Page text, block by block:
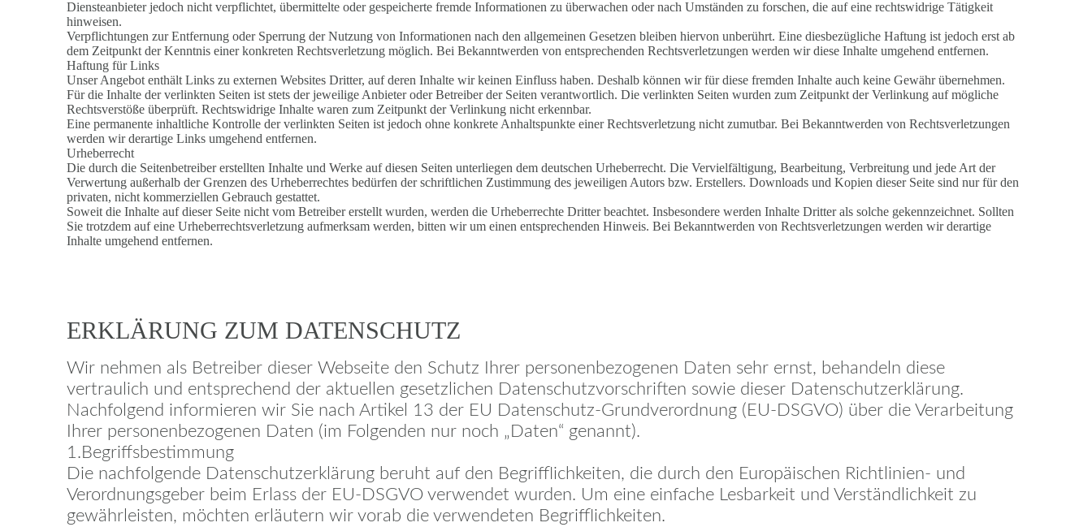
Diensteanbieter jedoch nicht verpflichtet, übermittelte oder gespeicherte fremde Informationen zu überwachen oder nach Umständen zu forschen, die auf eine rechtswidrige Tätigkeit
hinweisen.
Verpflichtungen zur Entfernung oder Sperrung der Nutzung von Informationen nach den allgemeinen Gesetzen bleiben hiervon unberührt. Eine diesbezügliche Haftung ist jedoch erst ab
dem Zeitpunkt der Kenntnis einer konkreten Rechtsverletzung möglich. Bei Bekanntwerden von entsprechenden Rechtsverletzungen werden wir diese Inhalte umgehend entfernen.
Haftung für Links
Unser Angebot enthält Links zu externen Websites Dritter, auf deren Inhalte wir keinen Einfluss haben. Deshalb können wir für diese fremden Inhalte auch keine Gewähr übernehmen.
Für die Inhalte der verlinkten Seiten ist stets der jeweilige Anbieter oder Betreiber der Seiten verantwortlich. Die verlinkten Seiten wurden zum Zeitpunkt der Verlinkung auf mögliche
Rechtsverstöße überprüft. Rechtswidrige Inhalte waren zum Zeitpunkt der Verlinkung nicht erkennbar.
Eine permanente inhaltliche Kontrolle der verlinkten Seiten ist jedoch ohne konkrete Anhaltspunkte einer Rechtsverletzung nicht zumutbar. Bei Bekanntwerden von Rechtsverletzungen
werden wir derartige Links umgehend entfernen.
Urheberrecht
Die durch die Seitenbetreiber erstellten Inhalte und Werke auf diesen Seiten unterliegen dem deutschen Urheberrecht. Die Vervielfältigung, Bearbeitung, Verbreitung und jede Art der
Verwertung außerhalb der Grenzen des Urheberrechtes bedürfen der schriftlichen Zustimmung des jeweiligen Autors bzw. Erstellers. Downloads und Kopien dieser Seite sind nur für den
privaten, nicht kommerziellen Gebrauch gestattet.
Soweit die Inhalte auf dieser Seite nicht vom Betreiber erstellt wurden, werden die Urheberrechte Dritter beachtet. Insbesondere werden Inhalte Dritter als solche gekennzeichnet. Sollten
Sie trotzdem auf eine Urheberrechtsverletzung aufmerksam werden, bitten wir um einen entsprechenden Hinweis. Bei Bekanntwerden von Rechtsverletzungen werden wir derartige
Inhalte umgehend entfernen.
ERKLÄRUNG ZUM DATENSCHUTZ
Wir nehmen als Betreiber dieser Webseite den Schutz Ihrer personenbezogenen Daten sehr ernst, behandeln diese
vertraulich und entsprechend der aktuellen gesetzlichen Datenschutzvorschriften sowie dieser Datenschutzerklärung.
Nachfolgend informieren wir Sie nach Artikel 13 der EU Datenschutz-Grundverordnung (EU-DSGVO) über die Verarbeitung
Ihrer personenbezogenen Daten (im Folgenden nur noch „Daten“ genannt).
1.Begriffsbestimmung
Die nachfolgende Datenschutzerklärung beruht auf den Begrifflichkeiten, die durch den Europäischen Richtlinien- und
Verordnungsgeber beim Erlass der EU-DSGVO verwendet wurden. Um eine einfache Lesbarkeit und Verständlichkeit zu
gewährleisten, möchten erläutern wir vorab die verwendeten Begrifflichkeiten.